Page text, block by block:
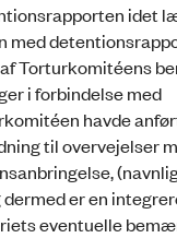
idet
med
Torturkomitéens
i forbindelse med
havde
til overvejelser
er en
eventuelle